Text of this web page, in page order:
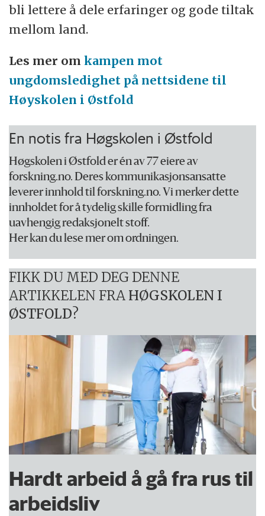
bli lettere å dele erfaringer og gode tiltak
mellom land.
Les mer omkampen mot
ungdomsledighet på nettsidene til
Høyskolen i Østfold
En notis fra Høgskolen i Østfold
Høgskolen i Østfold er én av 77 eiere av
forskning.no. Deres kommunikasjonsansatte
leverer innhold til forskning.no. Vi merker dette
innholdet for å tydelig skille formidling fra
uavhengig redaksjonelt stoff.
Her kan du lese mer om ordningen.
FIKK DU MED DEG DENNE
ARTIKKELEN FRA HØGSKOLEN I
ØSTFOLD?
Hardt arbeid å gå fra rus til
arbeidsliv